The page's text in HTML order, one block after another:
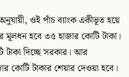
ওই পাঁচ ব্যাংক একীভূত হয়ে
মূলধন হবে ৩৫ হাজার কোটি টাকা।
টাকা দিচ্ছে সরকার। আর
কোটি টাকার শেয়ার দেওয়া হবে।